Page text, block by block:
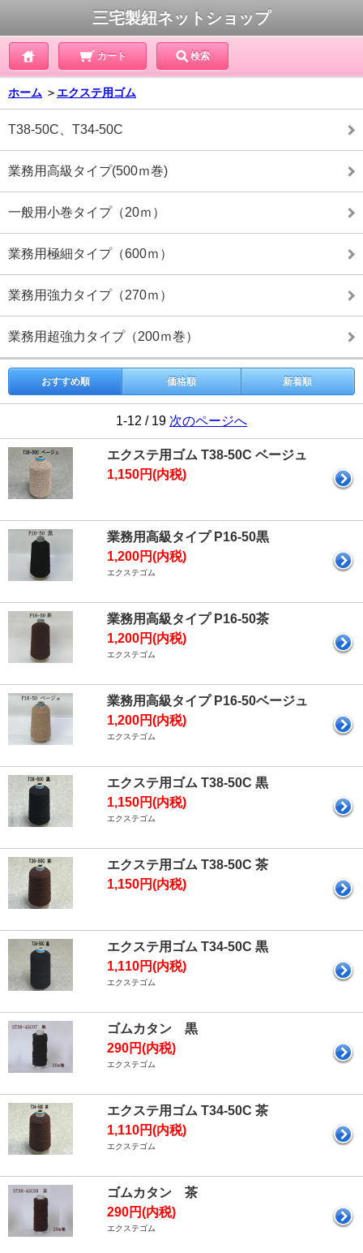
三宅製紐ネットショップ
カート 検索
ホーム ＞ エクステ用ゴム
T38-50C、T34-50C
業務用高級タイプ(500ｍ巻)
一般用小巻タイプ（20ｍ）
業務用極細タイプ（600ｍ）
業務用強力タイプ（270ｍ）
業務用超強力タイプ（200ｍ巻）
おすすめ順 価格順 新着順
1-12 / 19 次のページへ
エクステ用ゴム T38-50C ベージュ
1,150円(内税)
業務用高級タイプ P16-50黒
1,200円(内税)
エクステゴム
業務用高級タイプ P16-50茶
1,200円(内税)
エクステゴム
業務用高級タイプ P16-50ベージュ
1,200円(内税)
エクステゴム
エクステ用ゴム T38-50C 黒
1,150円(内税)
エクステゴム
エクステ用ゴム T38-50C 茶
1,150円(内税)
エクステ用ゴム T34-50C 黒
1,110円(内税)
エクステゴム
ゴムカタン 黒
290円(内税)
エクステゴム
エクステ用ゴム T34-50C 茶
1,110円(内税)
エクステゴム
ゴムカタン 茶
290円(内税)
エクステゴム